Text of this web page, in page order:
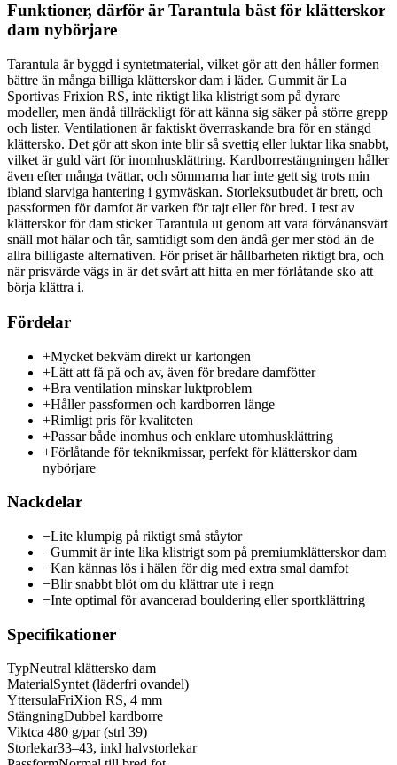
Funktioner, därför är Tarantula bäst för klätterskor
dam nybörjare
Tarantula är byggd i syntetmaterial, vilket gör att den håller formen
bättre än många billiga klätterskor dam i läder. Gummit är La
Sportivas Frixion RS, inte riktigt lika klistrigt som på dyrare
modeller, men ändå tillräckligt för att känna sig säker på större grepp
och lister. Ventilationen är faktiskt överraskande bra för en stängd
klättersko. Det gör att skon inte blir så svettig eller luktar lika snabbt,
vilket är guld värt för inomhusklättring. Kardborrestängningen håller
även efter många tvättar, och sömmarna har inte gett sig trots min
ibland slarviga hantering i gymväskan. Storleksutbudet är brett, och
passformen för damfot är varken för tajt eller för bred. I test av
klätterskor för dam sticker Tarantula ut genom att vara förvånansvärt
snäll mot hälar och tår, samtidigt som den ändå ger mer stöd än de
allra billigaste alternativen. För priset är hållbarheten riktigt bra, och
när prisvärde vägs in är det svårt att hitta en mer förlåtande sko att
börja klättra i.
Fördelar
+Mycket bekväm direkt ur kartongen
+Lätt att få på och av, även för bredare damfötter
+Bra ventilation minskar luktproblem
+Håller passformen och kardborren länge
+Rimligt pris för kvaliteten
+Passar både inomhus och enklare utomhusklättring
+Förlåtande för teknikmissar, perfekt för klätterskor dam
nybörjare
Nackdelar
−Lite klumpig på riktigt små ståytor
−Gummit är inte lika klistrigt som på premiumklätterskor dam
−Kan kännas lös i hälen för dig med extra smal damfot
−Blir snabbt blöt om du klättrar ute i regn
−Inte optimal för avancerad bouldering eller sportklättring
Specifikationer
TypNeutral klättersko dam
MaterialSyntet (läderfri ovandel)
YttersulaFriXion RS, 4 mm
StängningDubbel kardborre
Viktca 480 g/par (strl 39)
Storlekar33–43, inkl halvstorlekar